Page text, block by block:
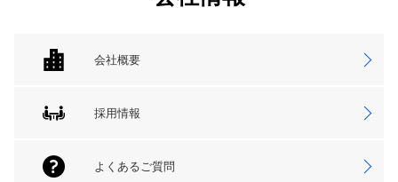
会社概要
採用情報
よくあるご質問